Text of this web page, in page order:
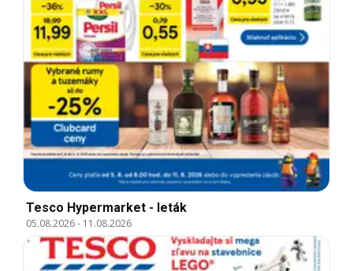
Tesco Hypermarket - leták
05.08.2026- 11.08.2026